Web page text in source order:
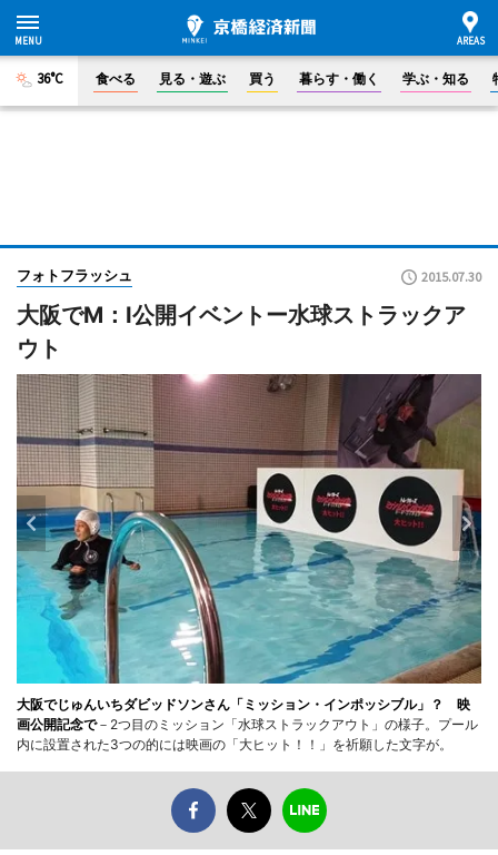
36°C 食べる 見る・遊ぶ 買う 暮らす・働く 学ぶ・知る
フォトフラッシュ 2015.07.30
大阪でM：I公開イベントー水球ストラックア
ウト
大阪でじゅんいちダビッドソンさん「ミッション・インポッシブル」？ 映
画公開記念で－2つ目のミッション「水球ストラックアウト」の様子。プール
内に設置された3つの的には映画の「大ヒット！！」を祈願した文字が。